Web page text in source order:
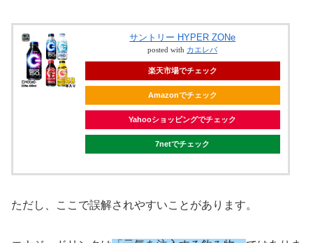
サントリー HYPER ZONe
posted with カエレバ
楽天市場でチェック
Amazonでチェック
Yahooショッピングでチェック
7netでチェック
ただし、ここで誤解されやすいことがあります。